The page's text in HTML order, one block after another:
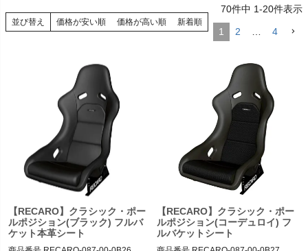
並び替え 価格が安い順 価格が高い順 新着順
70件中 1-20件表示
1 2 4
【RECARO】クラシック・ポー
ルポジション(ブラック) フルバ
ケット本革シート
【RECARO】クラシック・ポー
ルポジション(コーデュロイ) フ
ルバケットシート